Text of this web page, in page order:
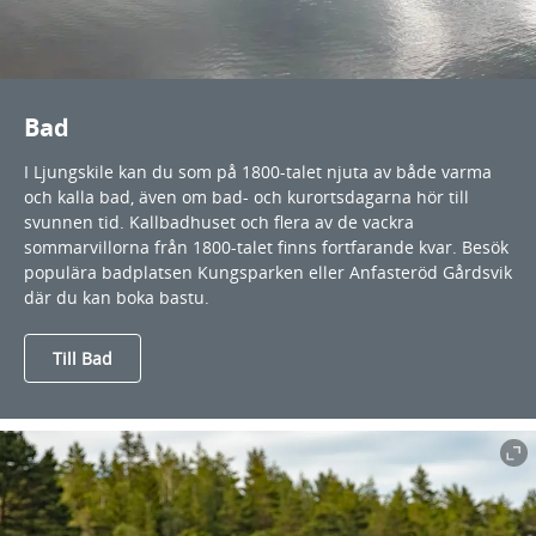
Bad
I Ljungskile kan du som på 1800-talet njuta av både varma
och kalla bad, även om bad- och kurortsdagarna hör till
svunnen tid. Kallbadhuset och flera av de vackra
sommarvillorna från 1800-talet finns fortfarande kvar. Besök
populära badplatsen Kungsparken eller Anfasteröd Gårdsvik
där du kan boka bastu.
Till Bad